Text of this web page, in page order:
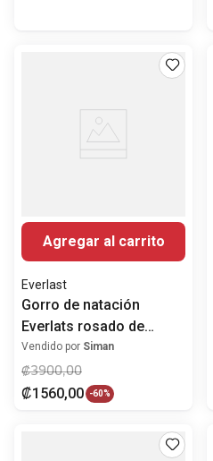
Agregar al carrito
Everlast
Gorro de natación
Everlats rosado de
silicón
Vendido por Siman
₡3900,00
₡1560,00 -60%